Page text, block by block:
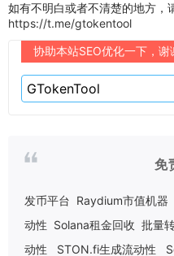
如有不明白或者不清楚的地方，
https://t.me/gtokentool
协助本站SEO优化一下，谢
免
发币平台 Raydium市值机器
动性 Solana租金回收 批量
动性
STON.fi生成流动性